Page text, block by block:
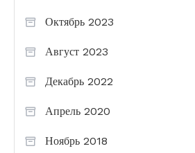
Октябрь 2023
Август 2023
Декабрь 2022
Апрель 2020
Ноябрь 2018